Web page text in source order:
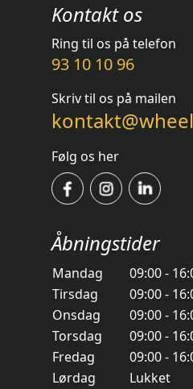
Kontakt os
Ring til os på telefon
93 10 10 96
Skriv til os på mailen
Følg os her
Åbningstider
Mandag
09:00 -
Tirsdag
09:00 -
Onsdag
09:00 -
Torsdag
09:00 -
Fredag
09:00 -
Lørdag
Lukket